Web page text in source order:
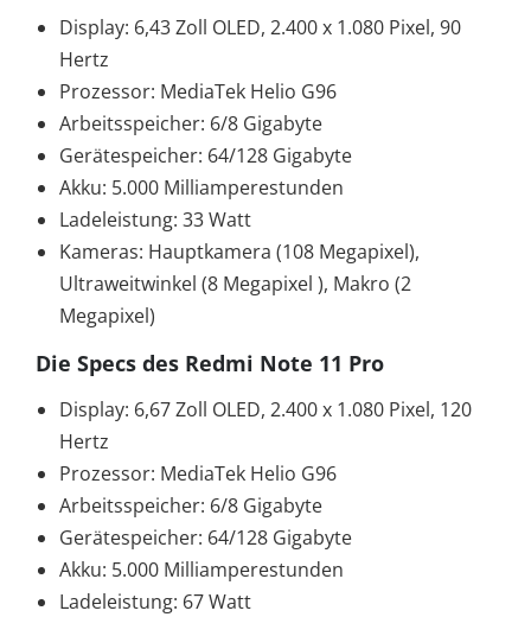
Display: 6,43 Zoll OLED, 2.400 x 1.080 Pixel, 90
Hertz
Prozessor: MediaTek Helio G96
Arbeitsspeicher: 6/8 Gigabyte
Gerätespeicher: 64/128 Gigabyte
Akku: 5.000 Milliamperestunden
Ladeleistung: 33 Watt
Kameras: Hauptkamera (108 Megapixel),
Ultraweitwinkel (8 Megapixel ), Makro (2
Megapixel)
Die Specs des Redmi Note 11 Pro
Display: 6,67 Zoll OLED, 2.400 x 1.080 Pixel, 120
Hertz
Prozessor: MediaTek Helio G96
Arbeitsspeicher: 6/8 Gigabyte
Gerätespeicher: 64/128 Gigabyte
Akku: 5.000 Milliamperestunden
Ladeleistung: 67 Watt